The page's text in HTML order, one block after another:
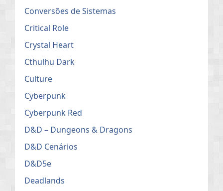
Conversões de Sistemas
Critical Role
Crystal Heart
Cthulhu Dark
Culture
Cyberpunk
Cyberpunk Red
D&D – Dungeons & Dragons
D&D Cenários
D&D5e
Deadlands